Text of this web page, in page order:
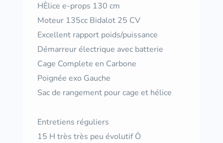
HÈlice e-props 130 cm
Moteur 135cc Bidalot 25 CV
Excellent rapport poids/puissance
Démarreur électrique avec batterie
Cage Complete en Carbone
Poignée exo Gauche
Sac de rangement pour cage et hélice
Entretiens réguliers
15 H très très peu évolutif Ö